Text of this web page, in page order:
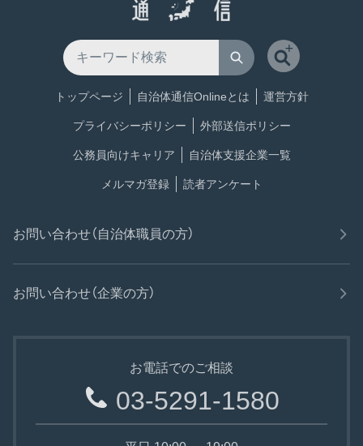
トップページ 自治体通信Onlineとは 運営方針
プライバシーポリシー 外部送信ポリシー
公務員向けキャリア 自治体支援企業一覧
メルマガ登録 読者アンケート
お問い合わせ（自治体職員の方）
お問い合わせ（企業の方）
お電話でのご相談
03-5291-1580